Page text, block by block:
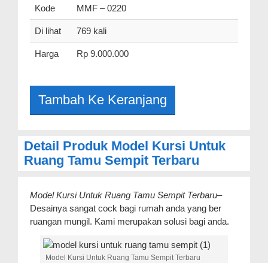
Kode MMF – 0220
Di lihat 769 kali
Harga Rp 9.000.000
Detail Produk Model Kursi Untuk
Ruang Tamu Sempit Terbaru
Model Kursi Untuk Ruang Tamu Sempit Terbaru–
Desainya sangat cock bagi rumah anda yang ber
ruangan mungil. Kami merupakan solusi bagi anda.
Model Kursi Untuk Ruang Tamu Sempit Terbaru